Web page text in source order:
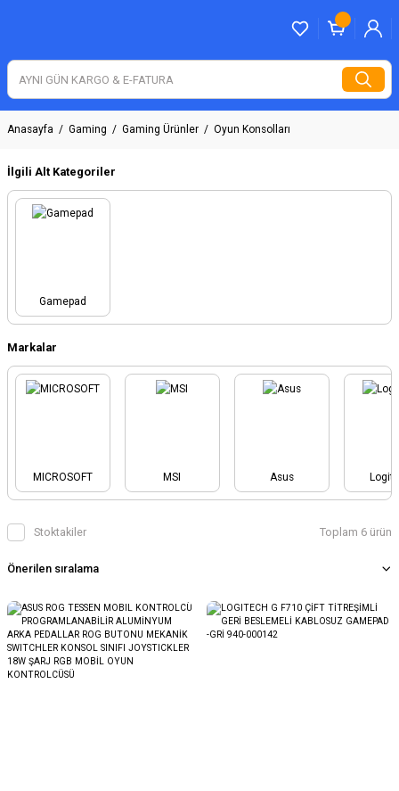
Anasayfa Gaming Gaming Ürünler Oyun Konsolları
İlgili Alt Kategoriler
Gamepad
Markalar
MICROSOFT MSI Asus
Stoktakiler Toplam 6 ürün